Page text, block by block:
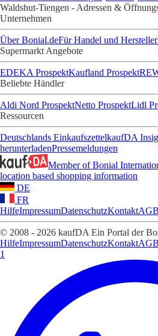
Waldshut-Tiengen - Adressen &
Unternehmen
Über Bonial.deFür Handel und Hersteller
Supermarkt Angebote
EDEKA ProspektKaufland Prospekt
Beliebte Händler
Aldi Nord ProspektNetto ProspektLidl
Ressourcen
Deutschlands EinkaufszettelkaufDA
herunterladenPressemeldungen
Member of Bonial
location based shopping information
DE
FR
HilfeImpressumDatenschutzKontaktAGB
© 2008 - 2026 kaufDA Ein Portal der
HilfeImpressumDatenschutzKontaktAGB
1